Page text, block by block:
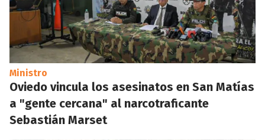
Ministro
Oviedo vincula los asesinatos en San Matías
a "gente cercana" al narcotraficante
Sebastián Marset